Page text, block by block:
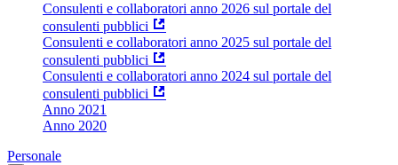
Consulenti e collaboratori anno 2026 sul portale del
consulenti pubblici
Consulenti e collaboratori anno 2025 sul portale del
consulenti pubblici
Consulenti e collaboratori anno 2024 sul portale del
consulenti pubblici
Anno 2021
Anno 2020
Personale